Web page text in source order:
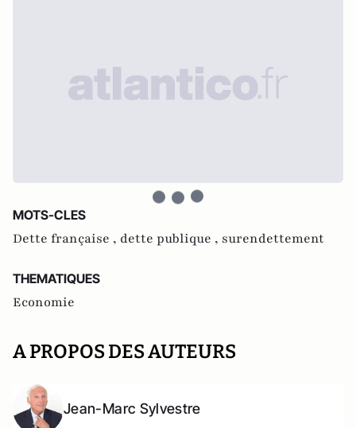
MOTS-CLES
Dette française , dette publique , surendettement
THEMATIQUES
Economie
A PROPOS DES AUTEURS
Jean-Marc Sylvestre